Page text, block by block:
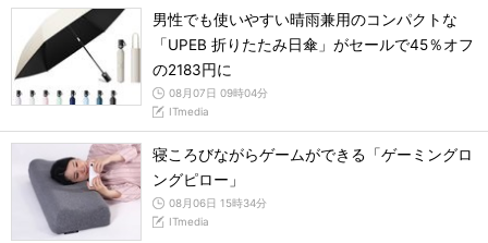
男性でも使いやすい晴雨兼用のコンパクトな
「UPEB 折りたたみ日傘」がセールで45％オフ
の2183円に
08月07日 09時04分
ITmedia
寝ころびながらゲームができる「ゲーミングロ
ングピロー」
08月06日 15時34分
ITmedia